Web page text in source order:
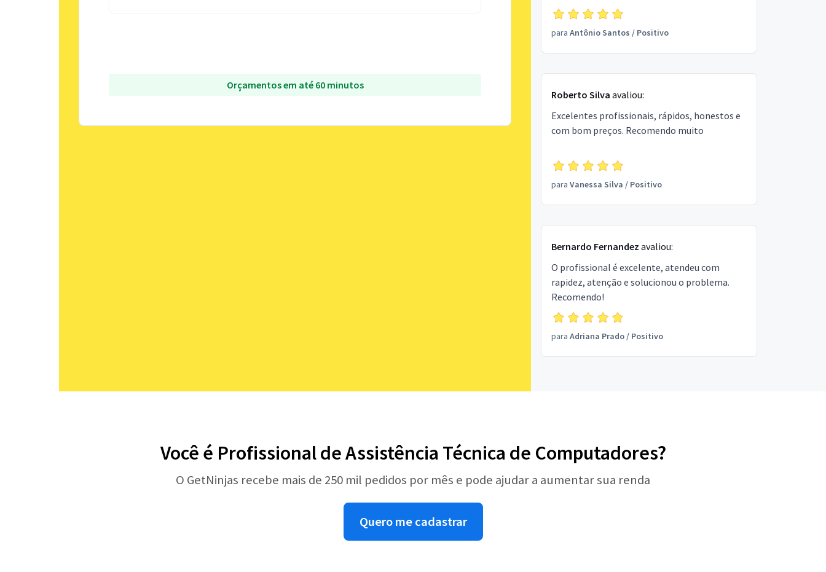
Orçamentos em até 60 minutos
para Antônio Santos / Positivo
Roberto Silva avaliou:
Excelentes profissionais, rápidos, honestos e
com bom preços. Recomendo muito
para Vanessa Silva / Positivo
Bernardo Fernandez avaliou:
O profissional é excelente, atendeu com
rapidez, atenção e solucionou o problema.
Recomendo!
para Adriana Prado/ Positivo
Você é Profissional de Assistência Técnica de Computadores?
O GetNinjas recebe mais de 250 mil pedidos por mês e pode ajudar a aumentar sua renda
Quero me cadastrar